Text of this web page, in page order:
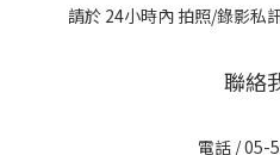
請於 24小時內 拍照/錄影私
聯絡
電話 / 05-